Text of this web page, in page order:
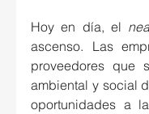
Hoy en día, el
ascenso. Las
proveedores que
ambiental y social
oportunidades a